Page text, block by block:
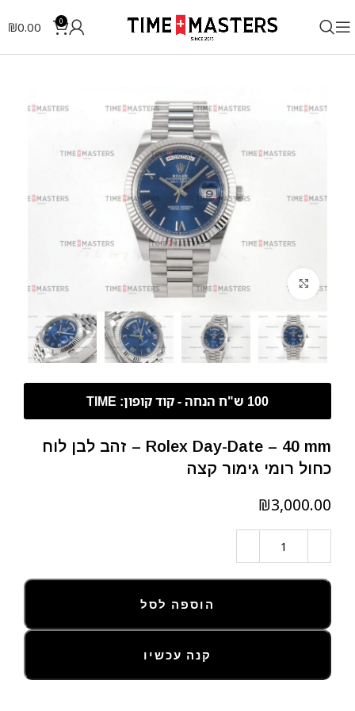
0
₪0.00
לחצו להגדלה
Rolex Day-Date – 40 mm – זהב לבן לוח
כחול רומי גימור קצה
₪
הוספה לסל
קנה עכשיו